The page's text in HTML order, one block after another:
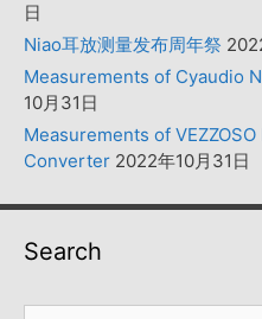
日
Niao耳放测量发布周年祭
Measurements of Cyaudio
10月31日
Measurements of
Converter 2022年10月31日
Search